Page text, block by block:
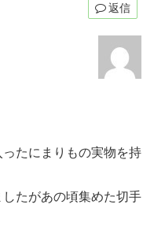
返信
たにまりもの実物を持
たがあの頃集めた切手